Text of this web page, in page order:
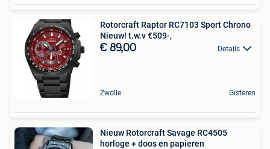
Rotorcraft Raptor RC7103 Sport Chrono
Nieuw! t.w.v €509-,
€ 89,00 Details
Zwolle Gisteren
Nieuw Rotorcraft Savage RC4505
horloge + doos en papieren